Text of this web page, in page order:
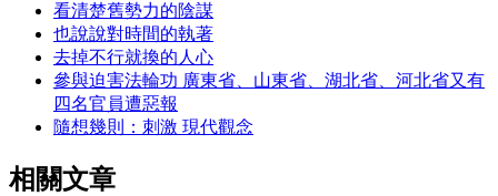
看清楚舊勢力的陰謀
也說說對時間的執著
去掉不行就換的人心
參與迫害法輪功 廣東省、山東省、湖北省、河北省又有
四名官員遭惡報
隨想幾則：刺激 現代觀念
相關文章